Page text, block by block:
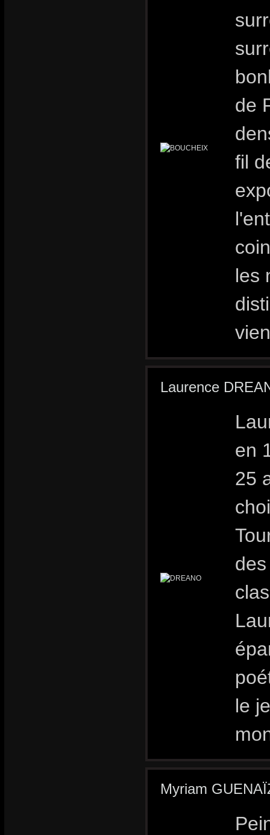
de
fil
les
Laurence
en
25
le
Myriam